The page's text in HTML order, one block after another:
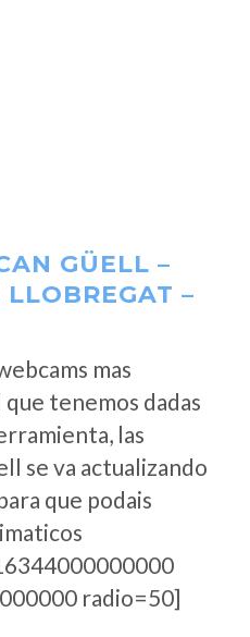
GÜELL –
–
mas
que tenemos dadas
las
se va actualizando
que podais
radio=50]